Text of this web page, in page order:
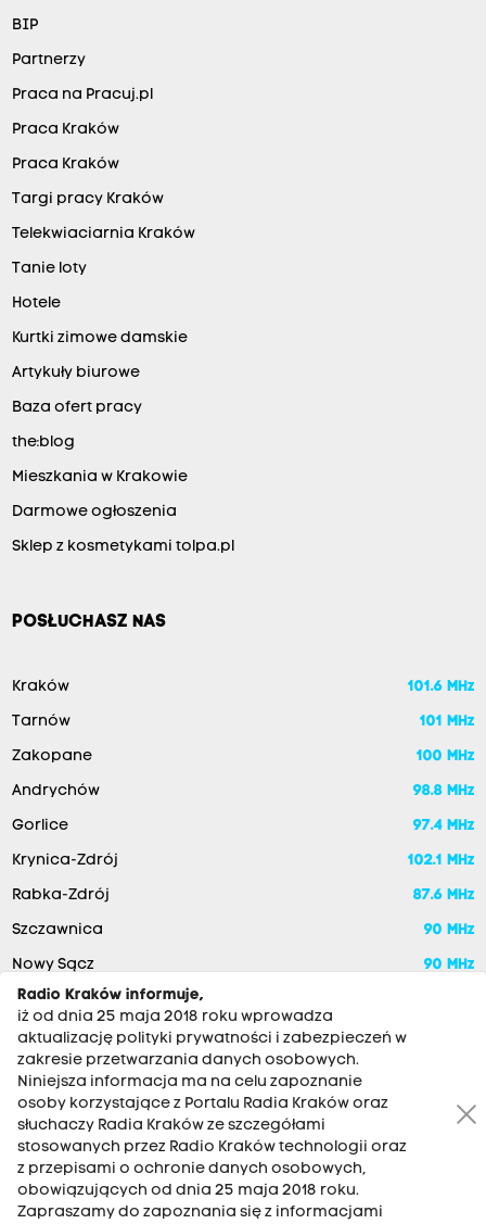
BIP
Partnerzy
Praca na Pracuj.pl
Praca Kraków
Praca Kraków
Targi pracy Kraków
Telekwiaciarnia Kraków
Tanie loty
Hotele
Kurtki zimowe damskie
Artykuły biurowe
Baza ofert pracy
the:blog
Mieszkania w Krakowie
Darmowe ogłoszenia
Sklep z kosmetykami tolpa.pl
POSŁUCHASZ NAS
Kraków 101.6 MHz
Tarnów 101 MHz
Zakopane 100 MHz
Andrychów 98.8 MHz
Gorlice 97.4 MHz
Krynica-Zdrój 102.1 MHz
Rabka-Zdrój 87.6 MHz
Szczawnica 90 MHz
Nowy Sącz 90 MHz
RADIO KRAKÓW SA. Aleja Juliusza Słowackiego 22, 30-007
Kraków
Antena: 12 200 33 33
Radio Kraków informuje,
iż od dnia 25 maja 2018 roku wprowadza
aktualizację polityki prywatności i zabezpieczeń w
zakresie przetwarzania danych osobowych.
Niniejsza informacja ma na celu zapoznanie
osoby korzystające z Portalu Radia Kraków oraz
słuchaczy Radia Kraków ze szczegółami
stosowanych przez Radio Kraków technologii oraz
z przepisami o ochronie danych osobowych,
obowiązujących od dnia 25 maja 2018 roku.
Zapraszamy do zapoznania się z informacjami